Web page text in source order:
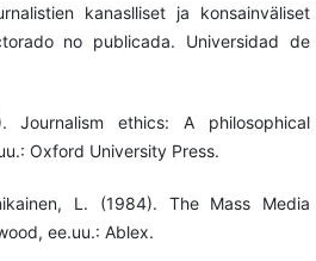
kanaslliset ja konsainväliset
no publicada. Universidad de
Journalism ethics: A philosophical
Oxford University Press.
L. (1984). The Mass Media
ee.uu.: Ablex.